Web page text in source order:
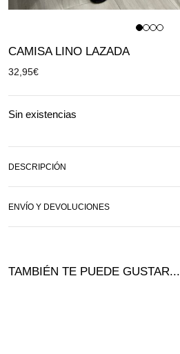
CAMISA LINO LAZADA
32,95€
Sin existencias
DESCRIPCIÓN
ENVÍO Y DEVOLUCIONES
TAMBIÉN TE PUEDE GUSTAR...